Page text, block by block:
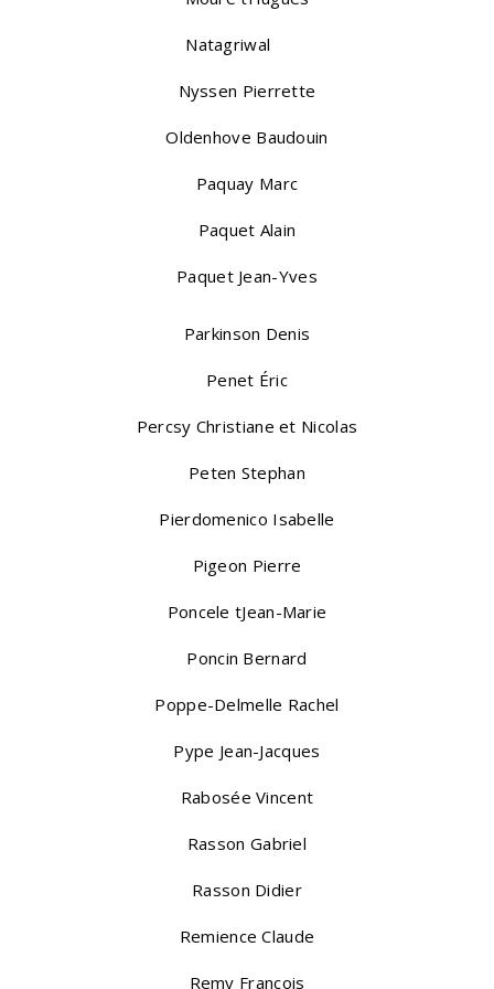
Natagriwal
Nyssen Pierrette
Oldenhove Baudouin
Paquay Marc
Paquet Alain
Paquet Jean-Yves
Parkinson Denis
Penet Éric
Percsy Christiane et Nicolas
Peten Stephan
Pierdomenico Isabelle
Pigeon Pierre
Poncele tJean-Marie
Poncin Bernard
Poppe-Delmelle Rachel
Pype Jean-Jacques
Rabosée Vincent
Rasson Gabriel
Rasson Didier
Remience Claude
Remy François